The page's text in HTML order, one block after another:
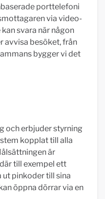
porttelefoni
via video-
svara när någon
avvisa besöket, från
bygger vi det
och erbjuder styrning
kopplat till alla
är
till exempel ett
pinkoder till sina
öppna dörrar via en